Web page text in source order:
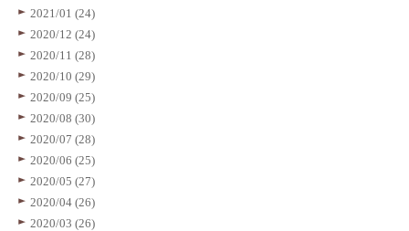
2021/01 (24)
2020/12 (24)
2020/11 (28)
2020/10 (29)
2020/09 (25)
2020/08 (30)
2020/07 (28)
2020/06 (25)
2020/05 (27)
2020/04 (26)
2020/03 (26)